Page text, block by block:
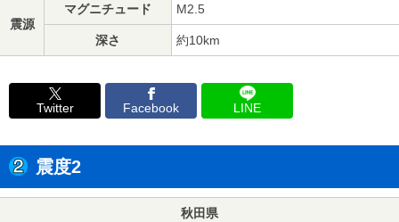
震源
マグニチュード M2.5
深さ 約10km
Twitter Facebook LINE
震度2
秋田県